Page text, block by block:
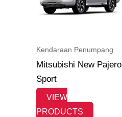
Kendaraan Penumpang
Mitsubishi New Pajero
Sport
VIEW
PRODUCTS